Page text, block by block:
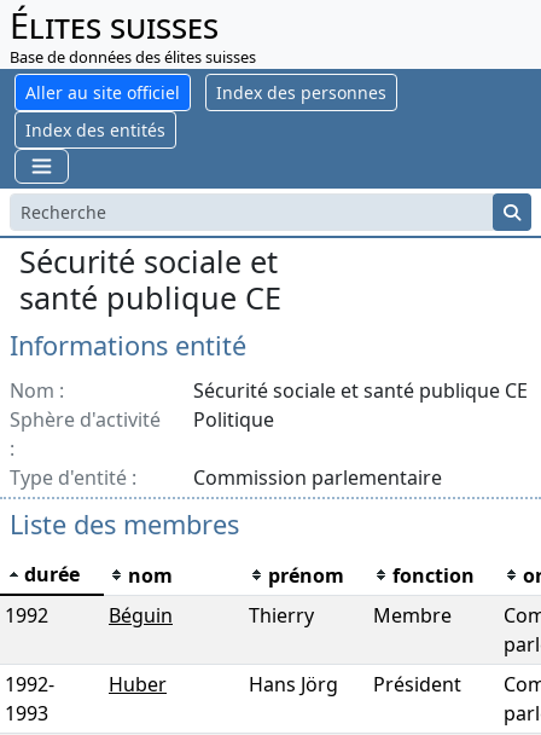
Élites suisses
Base de données des élites suisses
Aller au site officiel
Index des personnes
Index des entités
Sécurité sociale et
santé publique CE
Informations entité
Nom :
Sécurité sociale et santé publique CE
Sphère d'activité
:
Politique
Type d'entité : Commission parlementaire
Liste des membres
durée nom prénom fonction
1992
Béguin Thierry Membre
1992-
1993
Huber Hans Jörg Président